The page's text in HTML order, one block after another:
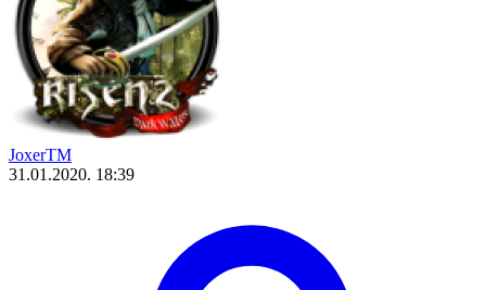
JoxerTM
31.01.2020. 18:39